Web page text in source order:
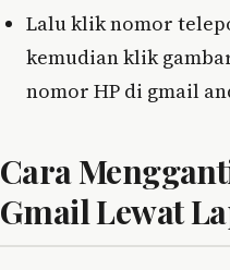
Lalu klik nomor
kemudian klik
nomor HP di gmail
Cara
Gmail Lewat